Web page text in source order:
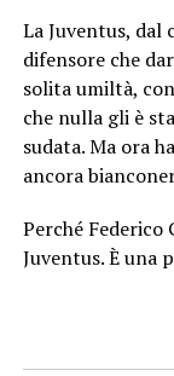
La Juventus, dal
difensore che
solita umiltà,
che nulla gli è
sudata. Ma ora
ancora
Perché
Juventus. È una